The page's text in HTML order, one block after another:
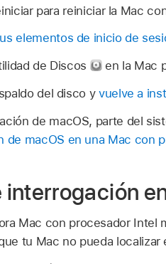
para reiniciar la Mac
elementos de inicio de
de Discos
en la Mac
del disco y vuelve a
de macOS, parte del
de macOS en una Mac con
interrogación
Mac con procesador Intel
tu Mac no pueda